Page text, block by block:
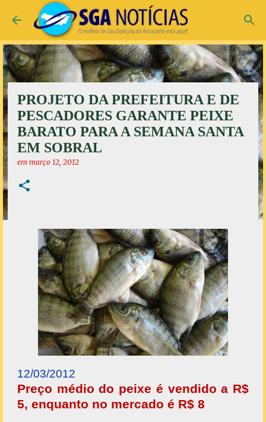
Pular para o conteúdo principal
PROJETO DA PREFEITURA E DE
PESCADORES GARANTE PEIXE
BARATO PARA A SEMANA SANTA
EM SOBRAL
em março 12, 2012
12/03/2012
Preço médio do peixe é vendido a R$
5, enquanto no mercado é R$ 8